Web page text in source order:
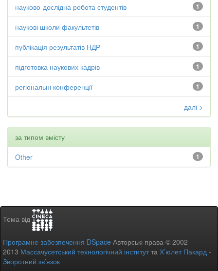
1
науково-дослідна робота студентів
1
наукові школи факультетів
1
публікація результатів НДР
1
підготовка наукових кадрів
1
регіональні конференції
далі >
за типом вмісту
1
Other
Тема від
Програмне забезпечення DSpace Авторські права © 2002-
2013 Массачусетський технологічний інститутта Х’юлет Пакард -
Зворотний зв’язок